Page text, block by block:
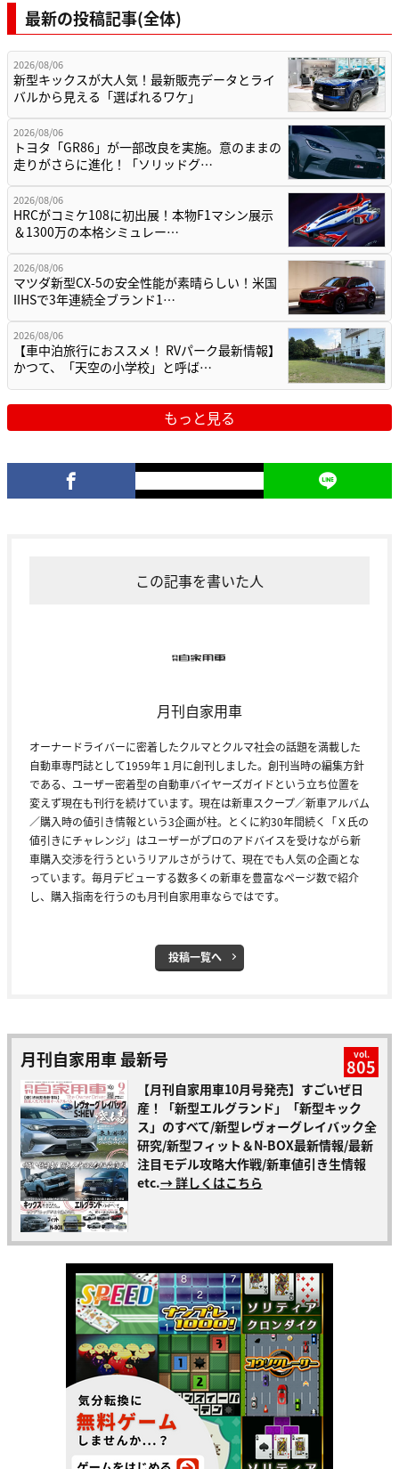
最新の投稿記事(全体)
2026/08/06
新型キックスが大人気！最新販売データとライ
バルから見える「選ばれるワケ」
2026/08/06
トヨタ「GR86」が一部改良を実施。意のままの
走りがさらに進化！「ソリッドグ…
2026/08/06
HRCがコミケ108に初出展！本物F1マシン展示
＆1300万の本格シミュレー…
2026/08/06
マツダ新型CX-5の安全性能が素晴らしい！米国
IIHSで3年連続全ブランド1…
2026/08/06
【車中泊旅行におススメ！ RVパーク最新情報】
かつて、「天空の小学校」と呼ば…
もっと見る
この記事を書いた人
月刊自家用車
オーナードライバーに密着したクルマとクルマ社会の話題を満載した
自動車専門誌として1959年１月に創刊しました。創刊当時の編集方針
である、ユーザー密着型の自動車バイヤーズガイドという立ち位置を
変えず現在も刊行を続けています。現在は新車スクープ／新車アルバム
／購入時の値引き情報という3企画が柱。とくに約30年間続く「Ｘ氏の
値引きにチャレンジ」はユーザーがプロのアドバイスを受けながら新
車購入交渉を行うというリアルさがうけて、現在でも人気の企画とな
っています。毎月デビューする数多くの新車を豊富なページ数で紹介
し、購入指南を行うのも月刊自家用車ならではです。
投稿一覧へ
月刊自家用車 最新号 vol.
805
【月刊自家用車10月号発売】すごいぜ日
産！「新型エルグランド」「新型キック
ス」のすべて/新型レヴォーグレイバック全
研究/新型フィット＆N-BOX最新情報/最新
注目モデル攻略大作戦/新車値引き生情報
etc.→ 詳しくはこちら